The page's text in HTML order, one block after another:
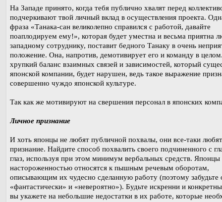
На Западе принято, когда тебя публично хвалят перед
подчеркивают твой личный вклад в осуществления проекта.
фраза «Танака-сан великолепно справился с работой, давайте
поаплодируем ему!», которая будет уместна и весьма приятна
западному сотруднику, поставит бедного Танаку в очень
положение. Она, напротив, демотивирует его и команду в
хрупкий баланс взаимных связей и зависимостей, который
японской компании, будет нарушен, ведь такое выражение
совершенно чуждо японской культуре.
Так как же мотивируют на свершения персонал в японских
Личное признание
И хоть японцы не любят публичной похвалы, они все-таки
признание. Найдите способ похвалить своего подчиненного с
глаз, используя при этом минимум вербальных средств. Японцы
настороженностью относятся к пышным речевым оборотам,
описывающим их чудесно сделанную работу (поэтому забудьте
«фантастически» и «невероятно»). Будьте искренни и
вы укажете на небольшие недостатки в их работе, которые